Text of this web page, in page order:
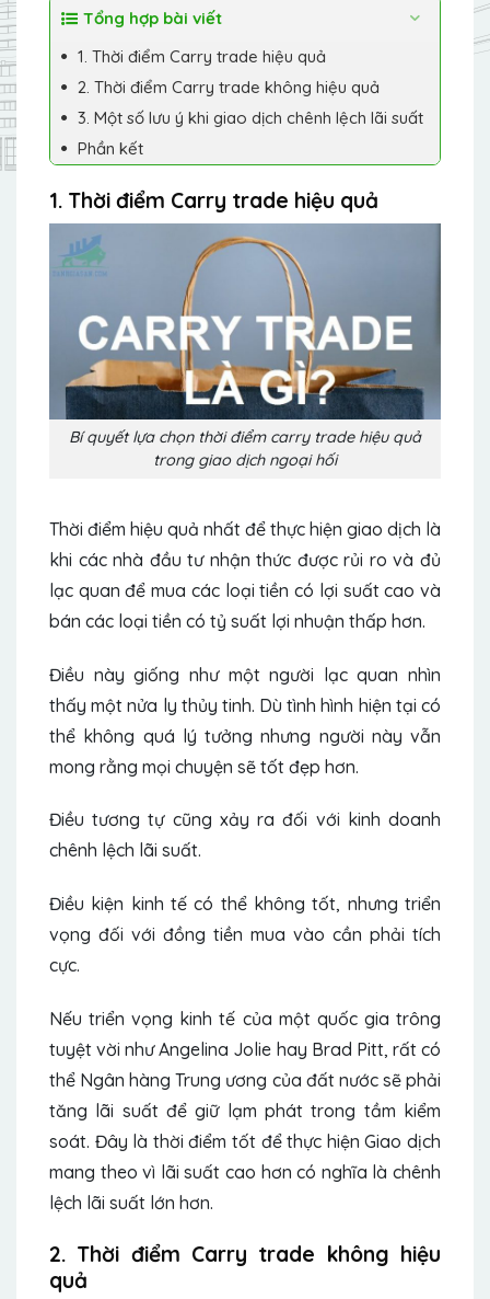
Tổng hợp bài viết
1. Thời điểm Carry trade hiệu quả
2. Thời điểm Carry trade không hiệu quả
3. Một số lưu ý khi giao dịch chênh lệch lãi suất
Phần kết
1. Thời điểm Carry trade hiệu quả
Bí quyết lựa chọn thời điểm carry trade hiệu quả
trong giao dịch ngoại hối
Thời điểm hiệu quả nhất để thực hiện giao dịch là
khi các nhà đầu tư nhận thức được rủi ro và đủ
lạc quan để mua các loại tiền có lợi suất cao và
bán các loại tiền có tỷ suất lợi nhuận thấp hơn.
Điều này giống như một người lạc quan nhìn
thấy một nửa ly thủy tinh. Dù tình hình hiện tại có
thể không quá lý tưởng nhưng người này vẫn
mong rằng mọi chuyện sẽ tốt đẹp hơn.
Điều tương tự cũng xảy ra đối với kinh doanh
chênh lệch lãi suất.
Điều kiện kinh tế có thể không tốt, nhưng triển
vọng đối với đồng tiền mua vào cần phải tích
cực.
Nếu triển vọng kinh tế của một quốc gia trông
tuyệt vời như Angelina Jolie hay Brad Pitt, rất có
thể Ngân hàng Trung ương của đất nước sẽ phải
tăng lãi suất để giữ lạm phát trong tầm kiểm
soát. Đây là thời điểm tốt để thực hiện Giao dịch
mang theo vì lãi suất cao hơn có nghĩa là chênh
lệch lãi suất lớn hơn.
2. Thời điểm Carry trade không hiệu
quả